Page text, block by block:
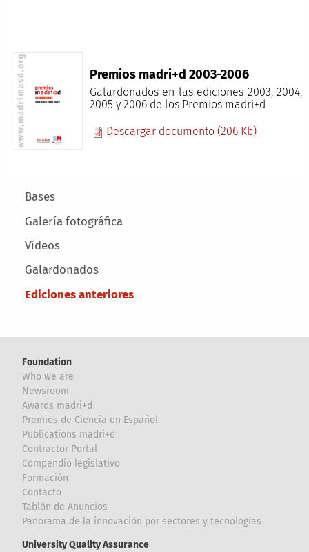
Main menu
Bases
Galería fotográfica
Vídeos
Galardonados
Ediciones anteriores
Premios madri+d 2003-2006
Galardonados en las ediciones 2003, 2004,
2005 y 2006 de los Premios madri+d
Descargar documento (206 Kb)
Foundation
Who we are
Newsroom
Awards madri+d
Premios de Ciencia en Español
Publications madri+d
Contractor Portal
Compendio legislativo
Formación
Contacto
Tablón de Anuncios
Panorama de la innovación por sectores y tecnologías
University Quality Assurance